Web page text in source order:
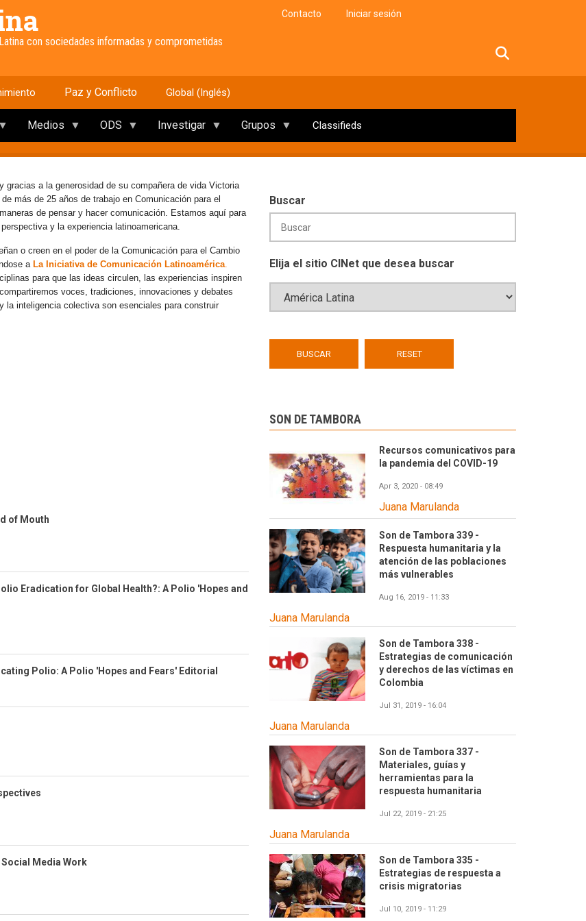
con sociedades informadas y comprometidas
Contacto Iniciar sesión
Paz y Conflicto Global (Inglés)
Medios ODS Investigar Grupos Classifieds
gracias a la generosidad de su compañera de vida Victoria
más de 25 años de trabajo en Comunicación para el
de pensar y hacer comunicación. Estamos aquí para
y la experiencia latinoamericana.
o creen en el poder de la Comunicación para el Cambio
a La Iniciativa de Comunicación Latinoamérica.
para que las ideas circulen, las experiencias inspiren
voces, tradiciones, innovaciones y debates
la inteligencia colectiva son esenciales para construir
of Mouth
Eradication for Global Health?: A Polio 'Hopes and
Polio: A Polio 'Hopes and Fears' Editorial
Media Work
Buscar
Elija el sitio CINet que desea buscar
SON DE TAMBORA
Recursos comunicativos para
la pandemia del COVID-19
Apr 3, 2020 - 08:49
Juana Marulanda
Son de Tambora 339 -
Respuesta humanitaria y la
atención de las poblaciones
más vulnerables
Aug 16, 2019 - 11:33
Juana Marulanda
Son de Tambora 338 -
Estrategias de comunicación
y derechos de las víctimas en
Colombia
Jul 31, 2019 - 16:04
Juana Marulanda
Son de Tambora 337 -
Materiales, guías y
herramientas para la
respuesta humanitaria
Jul 22, 2019 - 21:25
Juana Marulanda
Son de Tambora 335 -
Estrategias de respuesta a
crisis migratorias
Jul 10, 2019 - 11:29